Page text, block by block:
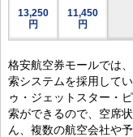
13,250
円
11,450
円
格安航空券モールでは
索システムを採用して
ゥ・ジェットスター・
索ができるので、空席
ん、複数の航空会社や